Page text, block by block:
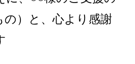
の）と、心より感謝